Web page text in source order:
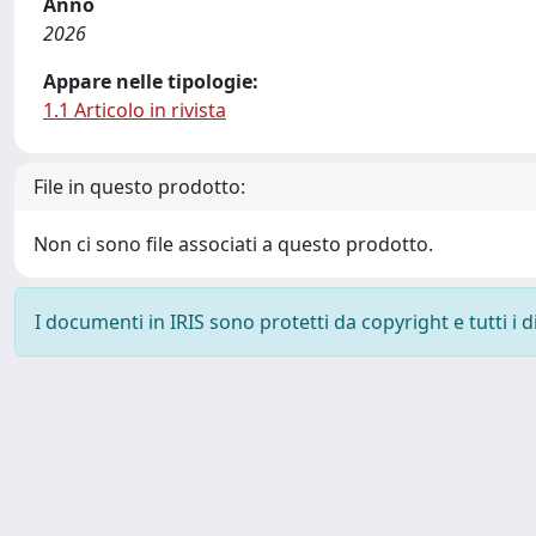
2026
Appare nelle tipologie:
1.1 Articolo in rivista
File in questo prodotto:
Non ci sono file associati a questo prodotto.
I documenti in IRIS sono protetti da copyright e tutti i